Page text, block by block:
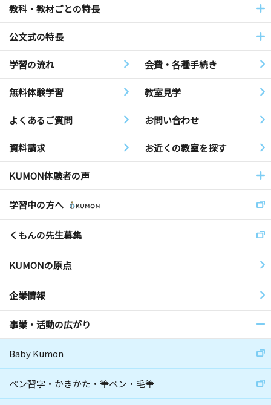
教科・教材ごとの特長
公文式の特長
学習の流れ 会費・各種手続き
無料体験学習 教室見学
よくあるご質問 お問い合わせ
資料請求 お近くの教室を探す
KUMON体験者の声
学習中の方へ
くもんの先生募集
KUMONの原点
企業情報
事業・活動の広がり
Baby Kumon
ペン習字・かきかた・筆ペン・毛筆